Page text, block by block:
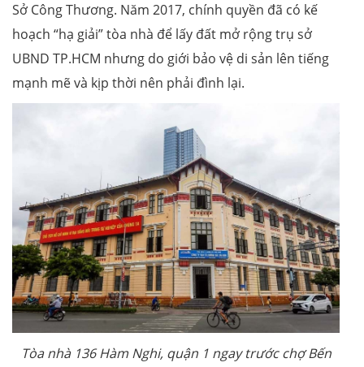
Sở Công Thương. Năm 2017, chính quyền đã có kế
hoạch “hạ giải” tòa nhà để lấy đất mở rộng trụ sở
UBND TP.HCM nhưng do giới bảo vệ di sản lên tiếng
mạnh mẽ và kịp thời nên phải đình lại.
Tòa nhà 136 Hàm Nghi, quận 1 ngay trước chợ Bến